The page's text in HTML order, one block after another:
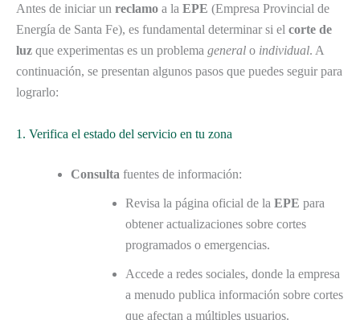
Antes de iniciar un reclamo a la EPE (Empresa Provincial de
Energía de Santa Fe), es fundamental determinar si el corte de
luz que experimentas es un problema general o individual. A
continuación, se presentan algunos pasos que puedes seguir para
lograrlo:
1. Verifica el estado del servicio en tu zona
Consulta fuentes de información:
Revisa la página oficial de la EPE para
obtener actualizaciones sobre cortes
programados o emergencias.
Accede a redes sociales, donde la empresa
a menudo publica información sobre cortes
que afectan a múltiples usuarios.